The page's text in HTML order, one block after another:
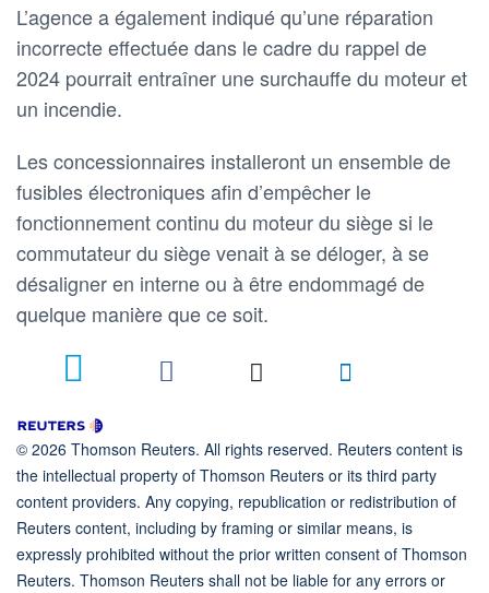
L’agence a également indiqué qu’une réparation
incorrecte effectuée dans le cadre du rappel de
2024 pourrait entraîner une surchauffe du moteur et
un incendie.
Les concessionnaires installeront un ensemble de
fusibles électroniques afin d’empêcher le
fonctionnement continu du moteur du siège si le
commutateur du siège venait à se déloger, à se
désaligner en interne ou à être endommagé de
quelque manière que ce soit.
© 2026 Thomson Reuters. All rights reserved. Reuters content is
the intellectual property of Thomson Reuters or its third party
content providers. Any copying, republication or redistribution of
Reuters content, including by framing or similar means, is
expressly prohibited without the prior written consent of Thomson
Reuters. Thomson Reuters shall not be liable for any errors or